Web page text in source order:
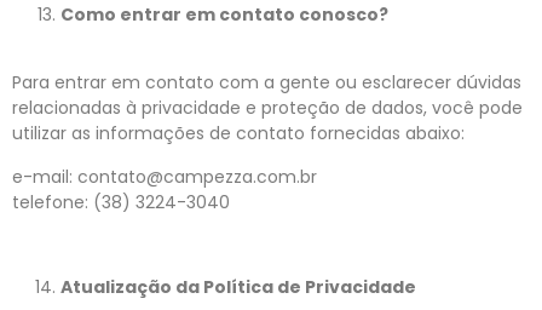
Como entrar em contato conosco?
Para entrar em contato com a gente ou esclarecer dúvidas
relacionadas à privacidade e proteção de dados, você pode
utilizar as informações de contato fornecidas abaixo:
e-mail: contato@campezza.com.br
telefone: (38) 3224-3040
Atualização da Política de Privacidade